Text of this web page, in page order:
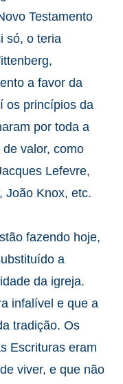
Testamento
só, o teria
a favor da
os princípios da
por toda a
valor, como
Lefevre,
João Knox, etc.
fazendo hoje,
a
da igreja.
infalível e que a
tradição. Os
Escrituras eram
viver, e que não